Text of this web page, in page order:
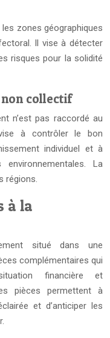
zones géographiques
Il vise à détecter
risques pour la solidité
collectif
n’est pas raccordé au
à contrôler le bon
individuel et à
La
régions.
à la
situé dans une
complémentaires qui
financière et
pièces permettent à
et d’anticiper les